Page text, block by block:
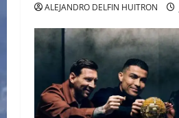
ALEJANDRO DELFIN HUITRON